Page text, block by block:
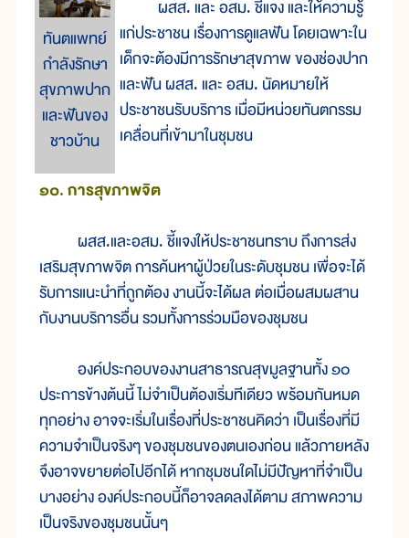
ทันตแพทย์
กำลังรักษา
สุขภาพปาก
และฟันของ
ชาวบ้าน
ผสส. และ อสม. ชี้แจง และให้ความรู้
แก่ประชาชน เรื่องการดูแลฟัน โดยเฉพาะใน
เด็กจะต้องมีการรักษาสุขภาพ ของช่องปาก
และฟัน ผสส. และ อสม. นัดหมายให้
ประชาชนรับบริการ เมื่อมีหน่วยทันตกรรม
เคลื่อนที่เข้ามาในชุมชน
๑๐. การสุขภาพจิต
ผสส.และอสม. ชี้แจงให้ประชาชนทราบ ถึงการส่ง
เสริมสุขภาพจิต การค้นหาผู้ป่วยในระดับชุมชน เพื่อจะได้
รับการแนะนำที่ถูกต้อง งานนี้จะได้ผล ต่อเมื่อผสมผสาน
กับงานบริการอื่น รวมทั้งการร่วมมือของชุมชน
องค์ประกอบของงานสาธารณสุขมูลฐานทั้ง ๑๐
ประการข้างต้นนี้ ไม่จำเป็นต้องเริ่มทีเดียว พร้อมกันหมด
ทุกอย่าง อาจจะเริ่มในเรื่องที่ประชาชนคิดว่า เป็นเรื่องที่มี
ความจำเป็นจริงๆ ของชุมชนของตนเองก่อน แล้วภายหลัง
จึงอาจขยายต่อไปอีกได้ หากชุมชนใดไม่มีปัญหาที่จำเป็น
บางอย่าง องค์ประกอบนี้ก็อาจลดลงได้ตาม สภาพความ
เป็นจริงของชุมชนนั้นๆ